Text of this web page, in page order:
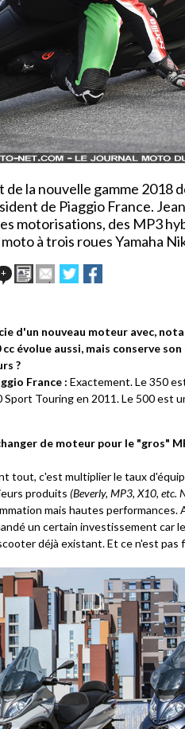
la nouvelle gamme 2018
de Piaggio France.
motorisations, des MP3
à trois roues Yamaha
+ ImprimerEnvoyer
cet
ami
Partager
sur
sur
d'un nouveau moteur avec,
évolue aussi, mais conserve son
?
France : Exactement. Le 350
Touring en 2011. Le 500 est
de moteur pour le "gros"
tout, c'est multiplier le taux
produits (Beverly, MP3, X10, etc.
mais hautes performances.
un certain investissement car
déjà existant. Et ce n'est pas